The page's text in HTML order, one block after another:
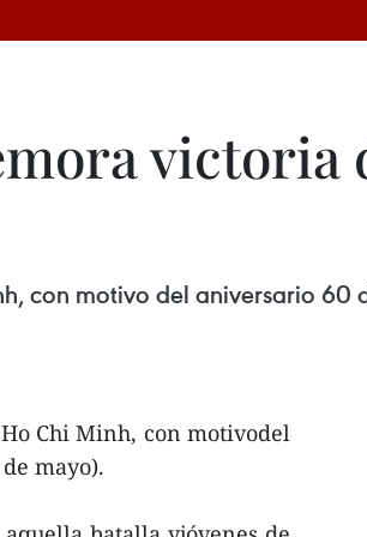
victoria
con motivo del aniversario 60
Chi Minh, con motivodel
mayo).